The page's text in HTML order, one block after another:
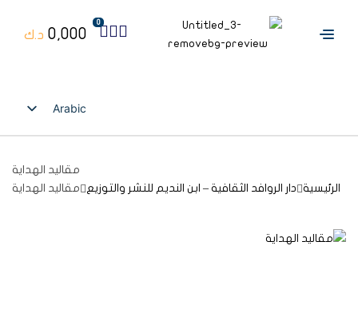
0
0,000 د.ك
Arabic
English
مقاليد الهداية
الرئيسية دار الروافد الثقافية – ابن النديم للنشر والتوزيع مقاليد الهداية